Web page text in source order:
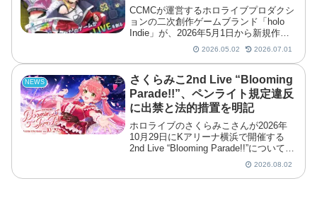
CCMCが運営するホロライブプロダクシ
ョンの二次創作ゲームブランド「holo
Indie」が、2026年5月1日から新規作品
の応募受付を再開しました。あわせて応
募体制は通年受付から変更され、1月・5
月・9月の年3回実施するシーズン制へ移
行し...
2026.05.02 2026.07.01
NEWS
さくらみこ2nd Live “Blooming
Parade!!”、ペンライト規定違反
に出禁と法的措置を明記
ホロライブのさくらみこさんが2026年
10月29日にKアリーナ横浜で開催する
2nd Live “Blooming Parade!!”について、
8月1日の開催発表と同時に特設サイトが
2026.08.02